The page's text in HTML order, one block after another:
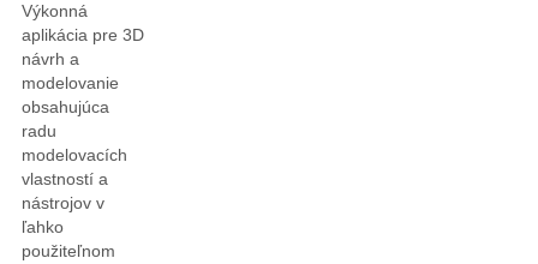
Výkonná
aplikácia pre 3D
návrh a
modelovanie
obsahujúca
radu
modelovacích
vlastností a
nástrojov v
ľahko
použiteľnom